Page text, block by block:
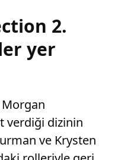
2.
yer
Morgan
verdiği dizinin
ve Krysten